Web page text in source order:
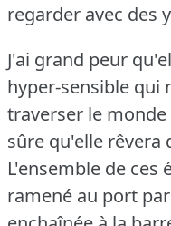
regarder avec des
J'ai grand peur
hyper-sensible qui
traverser le
sûre qu'elle rêvera
L'ensemble de ces
ramené au port